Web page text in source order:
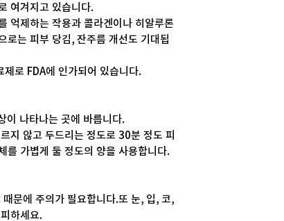
여겨지고 있습니다.
억제하는 작용과 콜라겐이나 히알루론
로는 피부 당김, 잔주름 개선도 기대됩
로 FDA에 인가되어 있습니다.
이 나타나는 곳에 바릅니다.
지 않고 두드리는 정도로 30분 정도 피
를 가볍게 둘 정도의 양을 사용합니다.
문에 주의가 필요합니다.또 눈, 입, 코,
하세요.